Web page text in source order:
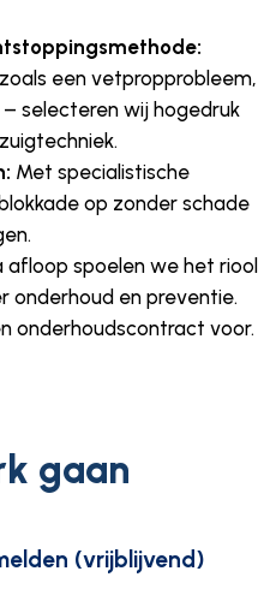
een vetpropprobleem,
selecteren wij hogedruk
Met specialistische
op zonder schade
afloop spoelen we het riool
onderhoud en preventie.
onderhoudscontract voor.
gaan
(vrijblijvend)